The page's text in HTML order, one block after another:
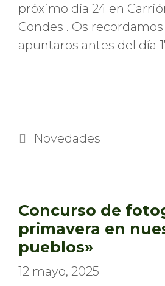
próximo día 24 en
Condes . Os
apuntaros antes del día
Categorías
Novedades
Concurso de
primavera en
pueblos»
12 mayo, 2025